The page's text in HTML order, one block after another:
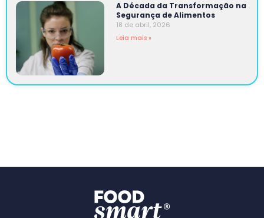
A Década da Transformação na
Segurança de Alimentos
18 de abril, 2026
Leia mais »